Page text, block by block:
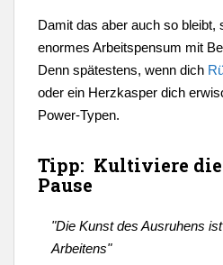
Damit das aber auch so bleibt,
enormes Arbeitspensum mit
Denn spätestens, wenn dich
oder ein Herzkasper dich
Power-Typen.
Tipp: Kultiviere
Pause
"Die Kunst des Ausruhens
Arbeitens"